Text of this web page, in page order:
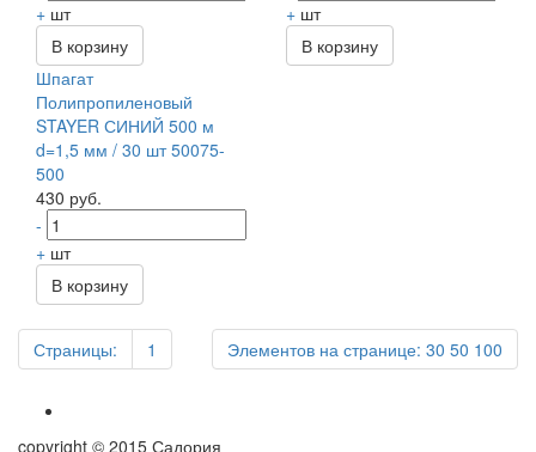
+ шт
В корзину
+ шт
В корзину
Шпагат
Полипропиленовый
STAYER СИНИЙ 500 м
d=1,5 мм / 30 шт 50075-
500
430 руб.
-
+ шт
В корзину
Элементов на странице: 30 50 100
Страницы: 1
copyright © 2015 Садория